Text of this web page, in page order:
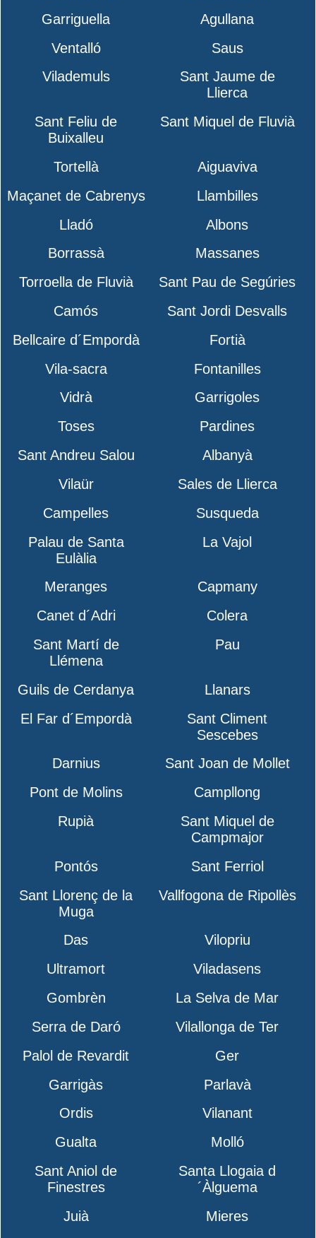
Garriguella
Agullana
Ventalló
Saus
Vilademuls
Sant Jaume de
Llierca
Sant Feliu de
Buixalleu
Sant Miquel de Fluvià
Tortellà
Aiguaviva
Maçanet de Cabrenys
Llambilles
Lladó
Albons
Borrassà
Massanes
Torroella de Fluvià
Sant Pau de Segúries
Camós
Sant Jordi Desvalls
Bellcaire d´Empordà
Fortià
Vila-sacra
Fontanilles
Vidrà
Garrigoles
Toses
Pardines
Sant Andreu Salou
Albanyà
Vilaür
Sales de Llierca
Campelles
Susqueda
Palau de Santa
Eulàlia
La Vajol
Meranges
Capmany
Canet d´Adri
Colera
Sant Martí de
Llémena
Pau
Guils de Cerdanya
Llanars
El Far d´Empordà
Sant Climent
Sescebes
Darnius
Sant Joan de Mollet
Pont de Molins
Campllong
Rupià
Sant Miquel de
Campmajor
Pontós
Sant Ferriol
Sant Llorenç de la
Muga
Vallfogona de Ripollès
Das
Vilopriu
Ultramort
Viladasens
Gombrèn
La Selva de Mar
Serra de Daró
Vilallonga de Ter
Palol de Revardit
Ger
Garrigàs
Parlavà
Ordis
Vilanant
Gualta
Molló
Sant Aniol de
Finestres
Santa Llogaia d
´Àlguema
Juià
Mieres